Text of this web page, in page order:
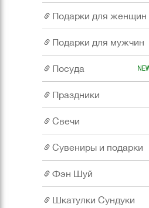
Подарки для женщин
Подарки для мужчин
Посуда
Праздники
Свечи
Сувениры и подарки
Фэн Шуй
Шкатулки Сундуки